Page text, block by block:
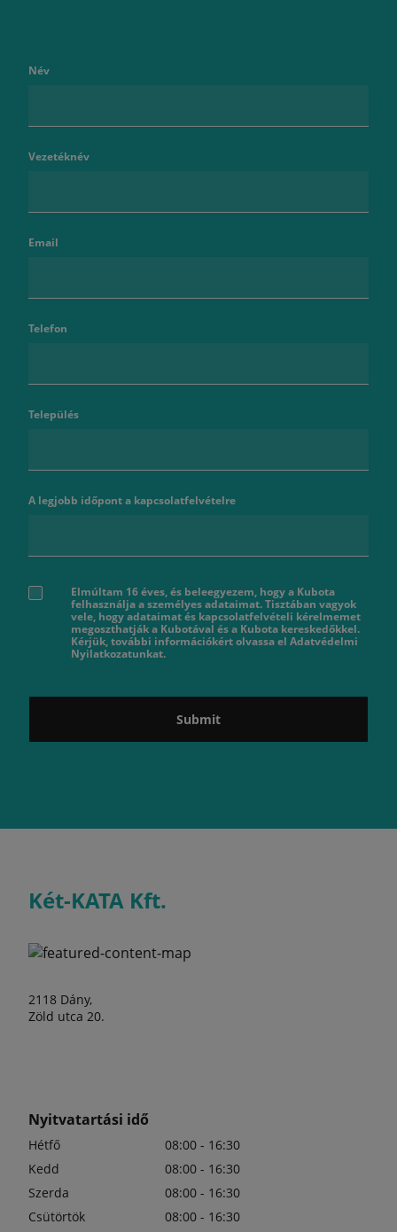
Név
Vezetéknév
Email
Telefon
Település
A legjobb időpont a kapcsolatfelvételre
Elmúltam 16 éves, és beleegyezem, hogy a Kubota
felhasználja a személyes adataimat. Tisztában vagyok
vele, hogy adataimat és kapcsolatfelvételi kérelmemet
megoszthatják a Kubotával és a Kubota kereskedőkkel.
Kérjük, további információkért olvassa el Adatvédelmi
Nyilatkozatunkat.
Submit
Két-KATA Kft.
2118 Dány,
Zöld utca 20.
Nyitvatartási idő
Hétfő
08:00 - 16:30
Kedd
08:00 - 16:30
Szerda
08:00 - 16:30
Csütörtök
08:00 - 16:30